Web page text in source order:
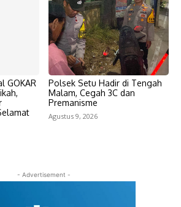
GOKAR
Polsek Setu Hadir di Tengah
Malam, Cegah 3C dan
Premanisme
Agustus 9, 2026
- Advertisement -